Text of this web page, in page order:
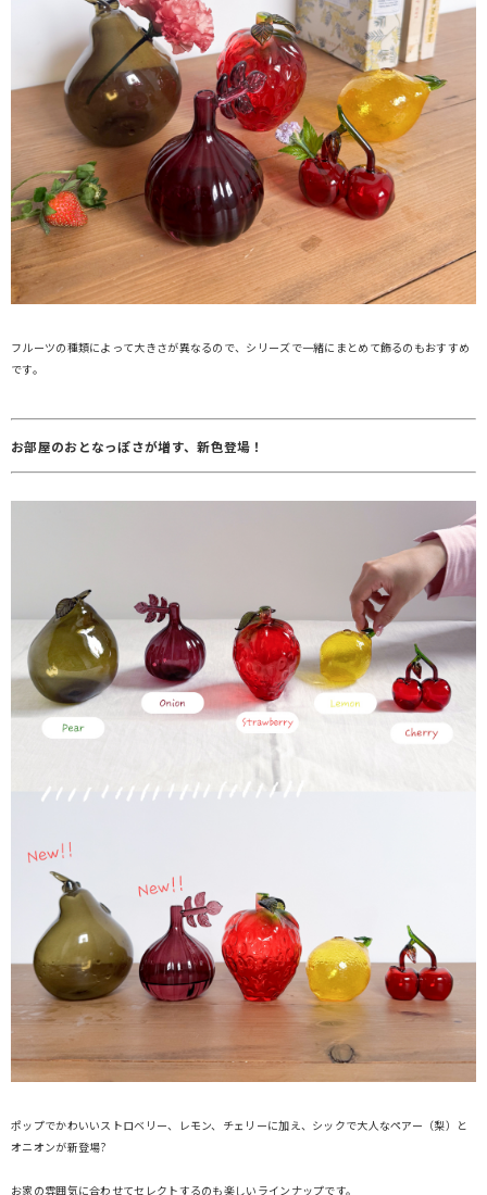
フルーツの種類によって大きさが異なるので、シリーズで一緒にまとめて飾るのもおすすめ
です。
お部屋のおとなっぽさが増す、新色登場！
ポップでかわいいストロベリー、レモン、チェリーに加え、シックで大人なペアー（梨）と
オニオンが新登場?
お家の雰囲気に合わせてセレクトするのも楽しいラインナップです。